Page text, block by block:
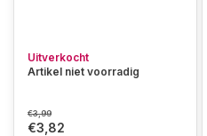
Uitverkocht
Artikel niet voorradig
€3,99
€3,82